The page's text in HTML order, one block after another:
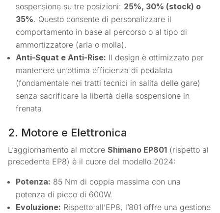
sospensione su tre posizioni: 25%, 30% (stock) o
35%. Questo consente di personalizzare il
comportamento in base al percorso o al tipo di
ammortizzatore (aria o molla).
Anti-Squat e Anti-Rise: Il design è ottimizzato per
mantenere un’ottima efficienza di pedalata
(fondamentale nei tratti tecnici in salita delle gare)
senza sacrificare la libertà della sospensione in
frenata.
2. Motore e Elettronica
L’aggiornamento al motoreShimano EP801 (rispetto al
precedente EP8) è il cuore del modello 2024:
Potenza: 85 Nm di coppia massima con una
potenza di picco di 600W.
Evoluzione: Rispetto all’EP8, l’801 offre una gestione